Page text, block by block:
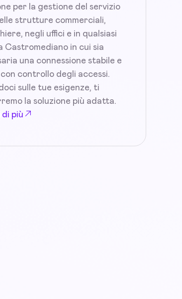
per la gestione del servizio
strutture commerciali,
negli uffici e in qualsiasi
Castromediano in cui sia
una connessione stabile e
controllo degli accessi.
sulle tue esigenze, ti
la soluzione più adatta.
più